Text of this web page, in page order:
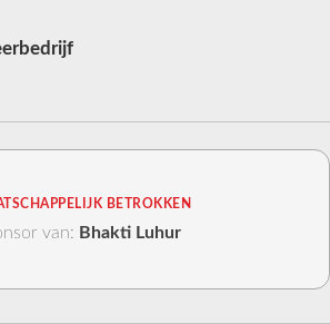
BETROKKEN
van: Bhakti Luhur